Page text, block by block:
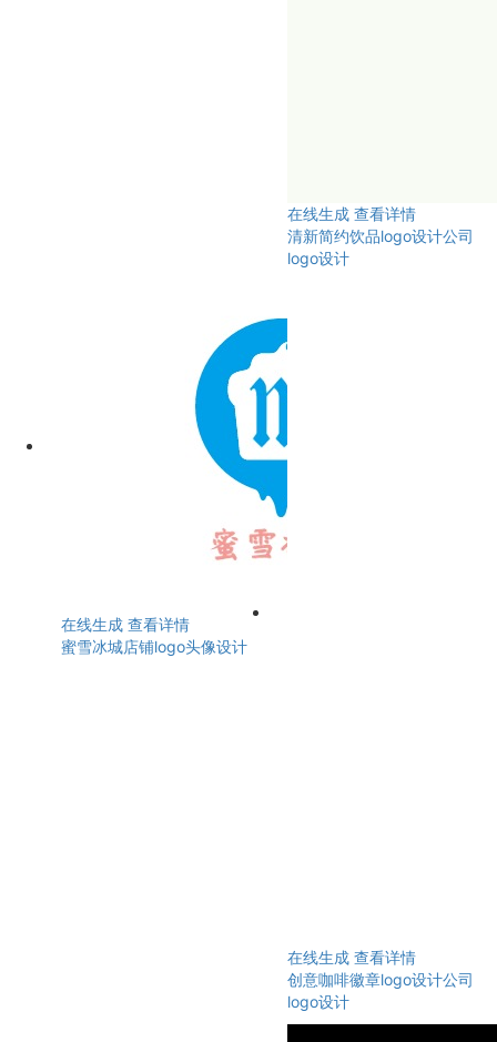
在线生成 查看详情
清新简约饮品logo设计公司
logo设计
在线生成 查看详情
蜜雪冰城店铺logo头像设计
在线生成 查看详情
创意咖啡徽章logo设计公司
logo设计